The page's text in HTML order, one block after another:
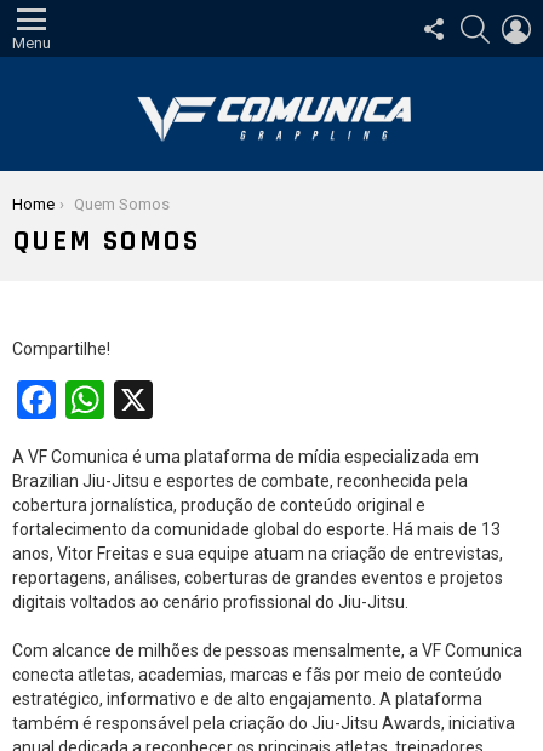
Menu
SIGA-
NOS
Você está aqui:
Home Quem Somos
QUEM SOMOS
Compartilhe!
F
a
ce
b
o
o
k
W
h
at
s
A
p
p
A VF Comunica é uma plataforma de mídia especializada em
Brazilian Jiu-Jitsu e esportes de combate, reconhecida pela
cobertura jornalística, produção de conteúdo original e
fortalecimento da comunidade global do esporte. Há mais de 13
anos, Vitor Freitas e sua equipe atuam na criação de entrevistas,
reportagens, análises, coberturas de grandes eventos e projetos
digitais voltados ao cenário profissional do Jiu-Jitsu.
Com alcance de milhões de pessoas mensalmente, a VF Comunica
conecta atletas, academias, marcas e fãs por meio de conteúdo
estratégico, informativo e de alto engajamento. A plataforma
também é responsável pela criação do Jiu-Jitsu Awards, iniciativa